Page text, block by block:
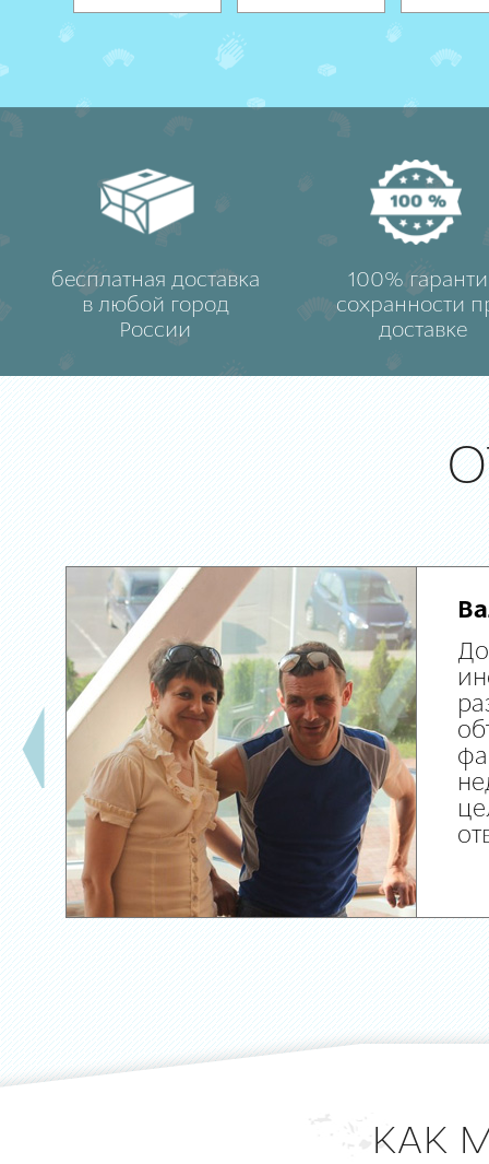
бесплатная доставка
в любой город
России
100%
сохранности
доставке
КАК